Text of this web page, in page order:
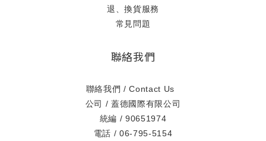
退、換貨服務
常見問題
聯絡我們
聯絡我們 / Contact Us
公司 / 蓋德國際有限公司
統編 / 90651974
電話 / 06-795-5154